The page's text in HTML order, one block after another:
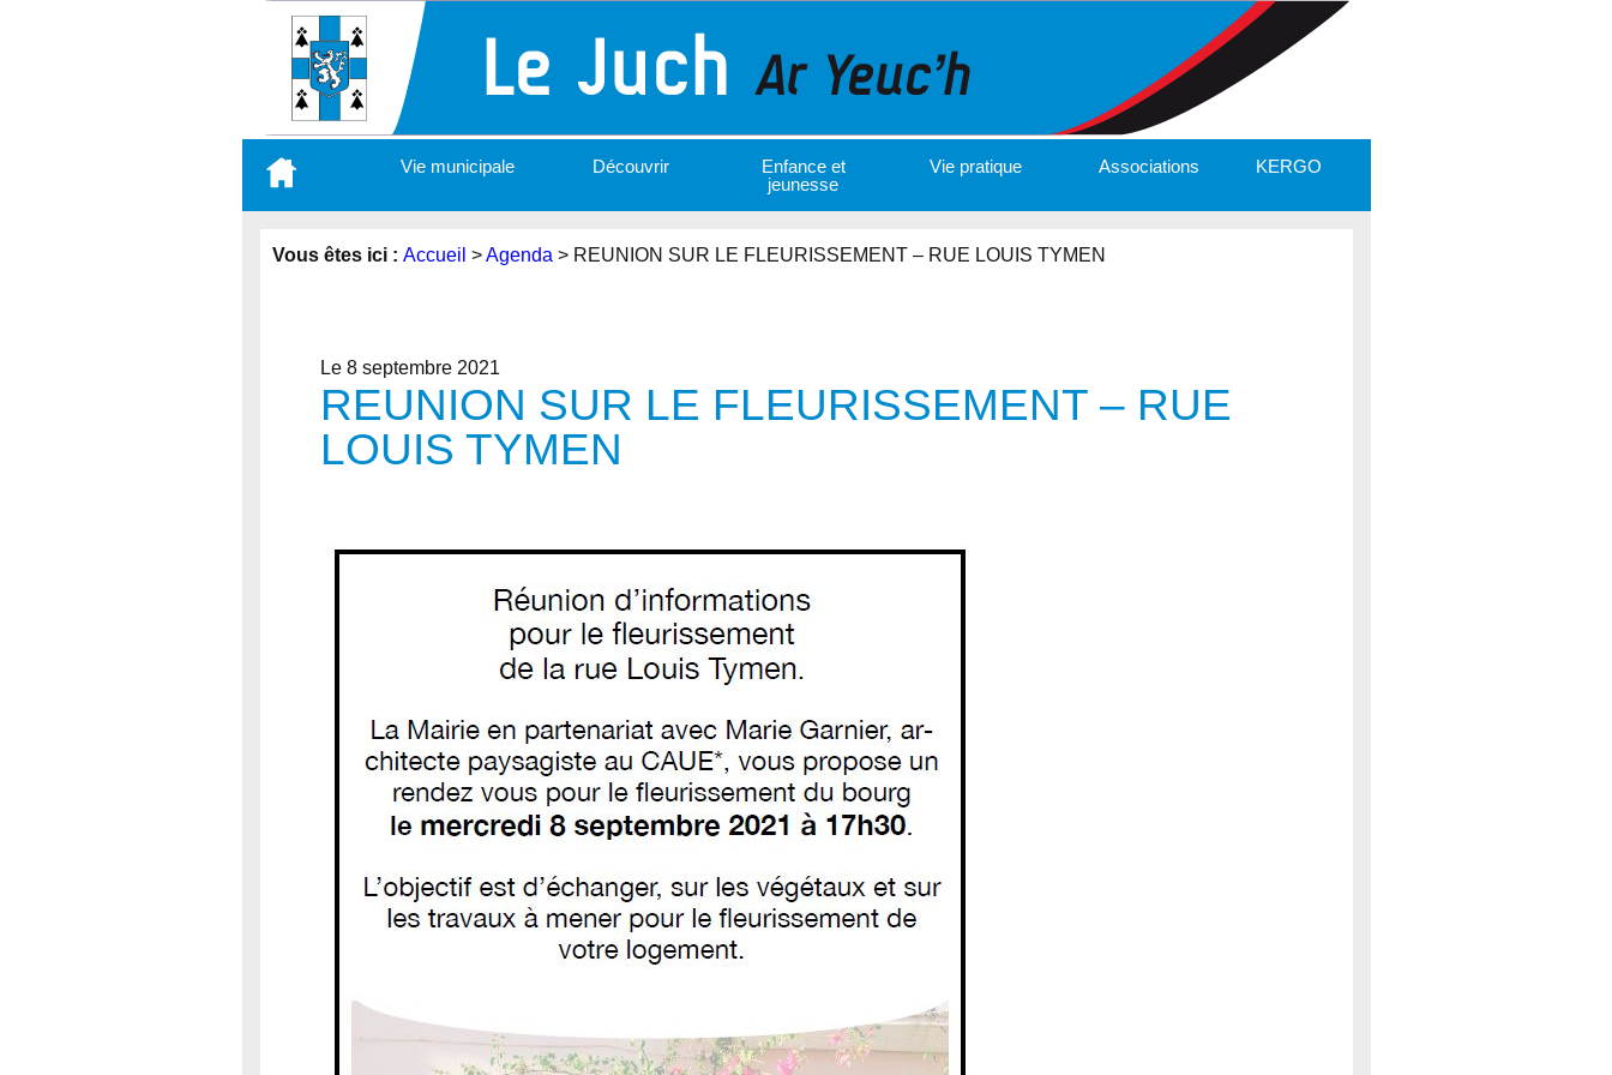
contenu
Vie municipale Découvrir
Enfance et
jeunesse
Vie pratique Associations KERGO
Vous êtes ici : Accueil >Agenda > REUNION SUR LE FLEURISSEMENT – RUE LOUIS TYMEN
Le 8 septembre 2021
REUNION SUR LE FLEURISSEMENT – RUE
LOUIS TYMEN